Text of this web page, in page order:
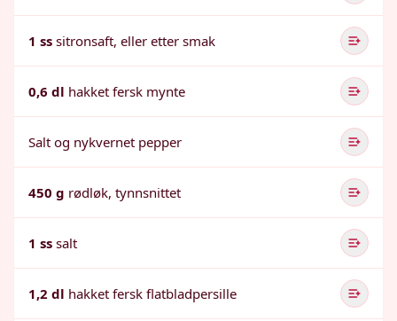
1 ss sitronsaft, eller etter smak
0,6 dl hakket fersk mynte
Salt og nykvernet pepper
450 g rødløk, tynnsnittet
1 ss salt
1,2 dl hakket fersk flatbladpersille